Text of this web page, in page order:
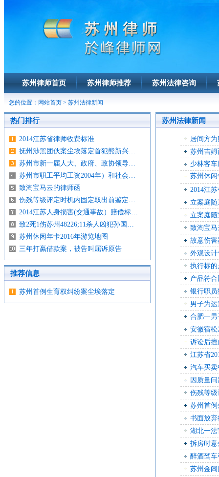
苏州律师首页 苏州律师推荐 苏州法律咨询
您的位置： 网站首页 > 苏州法律新闻
热门排行
2014江苏省律师收费标准
抚州涉黑团伙案尘埃落定首犯熊新兴…
苏州市新一届人大、政府、政协领导…
苏州市职工平均工资2004年）和社会…
致淘宝马云的律师函
伤残等级评定时机内固定取出前鉴定…
2014江苏人身损害(交通事故）赔偿标…
致2死1伤苏州48226;11杀人凶犯孙国…
苏州休闲年卡2016年游览地图
三年打蠃借款案，被告叫屈诉原告
推荐信息
苏州首例生育权纠纷案尘埃落定
苏州法律新闻
居间方
苏州吉
少林客
苏州休闲
2014江
立案庭
立案庭
致淘宝
故意伤
外观设
执行标
产品符
银行职
男子为
合肥一
安徽宿松
诉讼后
江苏省
汽车买
因质量
伤残等
苏州首
书面放
湖北一
拆房时
醉酒驾
苏州金